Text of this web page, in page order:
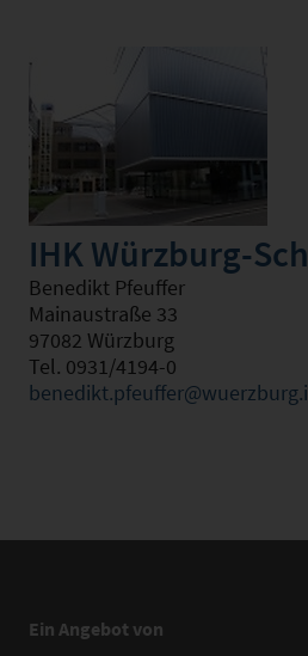
IHK Würzburg-
Benedikt Pfeuffer
Mainaustraße 33
97082 Würzburg
Tel. 0931/4194-0
Ein Angebot von